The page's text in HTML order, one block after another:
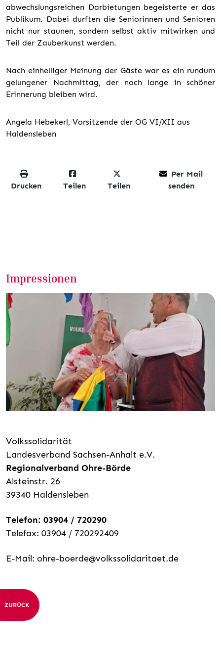
abwechslungsreichen Darbietungen begeisterte er das
Publikum. Dabei durften die Seniorinnen und Senioren
nicht nur staunen, sondern selbst aktiv mitwirken und
Teil der Zauberkunst werden.
Nach einhelliger Meinung der Gäste war es ein rundum
gelungener Nachmittag, der noch lange in schöner
Erinnerung bleiben wird.
Angela Hebekerl, Vorsitzende der OG VI/XII aus
Haldensleben
Drucken Teilen Teilen
Per Mail
senden
Impressionen
Volkssolidarität
Landesverband Sachsen-Anhalt e.V.
Regionalverband Ohre-Börde
Alsteinstr. 26
39340 Haldensleben
Telefon: 03904 / 720290
Telefax: 03904 / 720292409
E-Mail: ohre-boerde@volkssolidaritaet.de
ZURÜCK